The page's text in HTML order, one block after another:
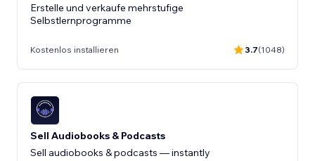
Erstelle und verkaufe mehrstufige
Selbstlernprogramme
Kostenlos installieren 3.7(1048)
Sell Audiobooks & Podcasts
Sell audiobooks & podcasts — instantly